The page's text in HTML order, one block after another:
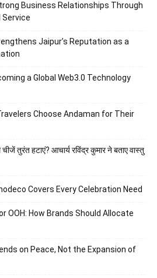
Business Relationships Through
Jaipur’s Reputation as a
a Global Web3.0 Technology
Choose Andaman for Their
तुरंत हटाएं? आचार्य रविंद्र कुमार ने बताए वास्तु
Covers Every Celebration Need
OOH: How Brands Should Allocate
on Peace, Not the Expansion of